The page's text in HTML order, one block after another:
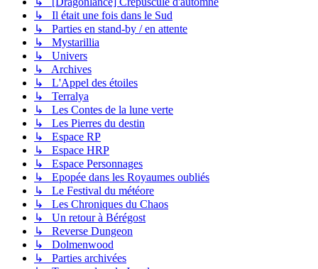
↳ Il était une fois dans le Sud
↳ Parties en stand-by / en attente
↳ Mystarillia
↳ Univers
↳ Archives
↳ L'Appel des étoiles
↳ Terralya
↳ Les Contes de la lune verte
↳ Les Pierres du destin
↳ Espace RP
↳ Espace HRP
↳ Espace Personnages
↳ Epopée dans les Royaumes oubliés
↳ Le Festival du météore
↳ Les Chroniques du Chaos
↳ Un retour à Bérégost
↳ Reverse Dungeon
↳ Dolmenwood
↳ Parties archivées